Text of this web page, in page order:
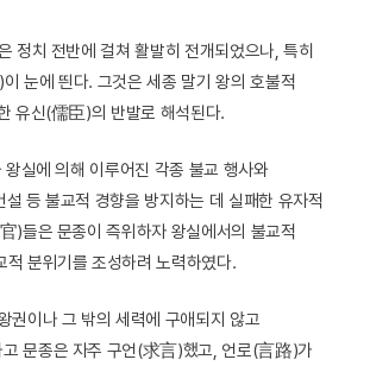
정치 전반에 걸쳐 활발히 전개되었으나, 특히
눈에 띈다. 그것은 세종 말기 왕의 호불적
유신(儒臣)의 반발로 해석된다.
실에 의해 이루어진 각종 불교 행사와
설 등 불교적 경향을 방지하는 데 실패한 유자적
)들은 문종이 즉위하자 왕실에서의 불교적
적 분위기를 조성하려 노력하였다.
권이나 그 밖의 세력에 구애되지 않고
고 문종은 자주 구언(求言)했고, 언로(言路)가